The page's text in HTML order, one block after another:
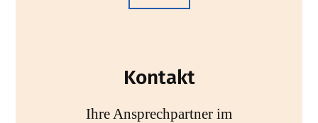
Kontakt
Ihre Ansprechpartner im